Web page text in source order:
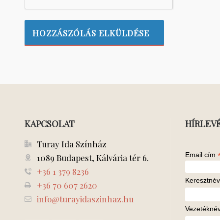
KAPCSOLAT
Turay Ida Színház
1089 Budapest, Kálvária tér 6.
+36 1 379 8236
+36 70 607 2620
info@turayidaszinhaz.hu
Email cím
Keresztnév